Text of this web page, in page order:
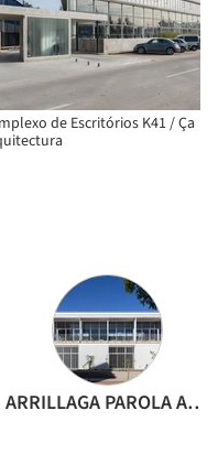
ARRILLAGA PAROLA Arquitectos
de Escritórios K41 / Ça